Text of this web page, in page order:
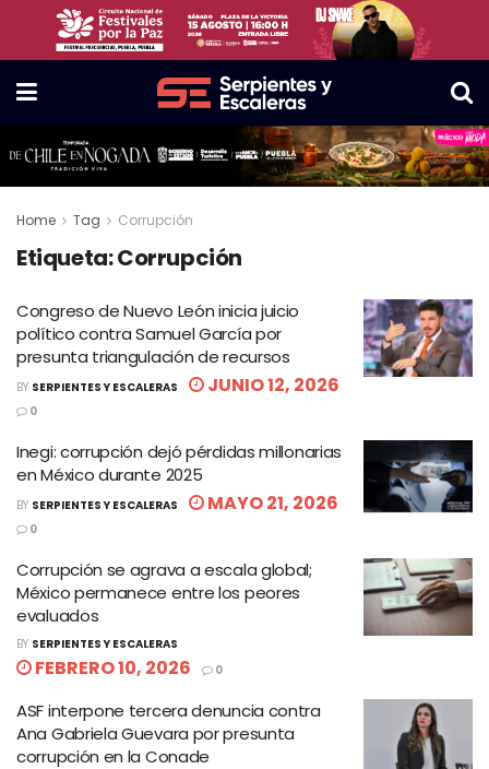
Home Tag Corrupción
Etiqueta:Corrupción
Congreso de Nuevo León inicia juicio
político contra Samuel García por
presunta triangulación de recursos
BY SERPIENTES Y ESCALERAS JUNIO 12, 2026
0
Inegi: corrupción dejó pérdidas millonarias
en México durante 2025
BY SERPIENTES Y ESCALERAS MAYO 21, 2026
0
Corrupción se agrava a escala global;
México permanece entre los peores
evaluados
BY SERPIENTES Y ESCALERAS
FEBRERO 10, 2026 0
ASF interpone tercera denuncia contra
Ana Gabriela Guevara por presunta
corrupción en la Conade